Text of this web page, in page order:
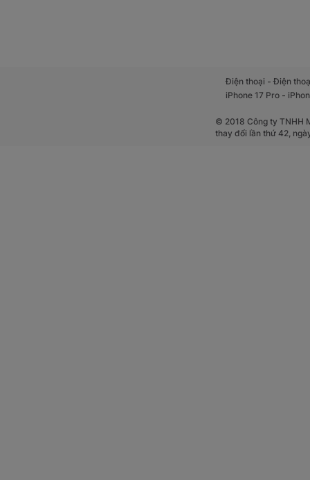
Điện thoại -Điện
iPhone 17 Pro -
© 2018 Công ty TNHH
thay đổi lần thứ 42,